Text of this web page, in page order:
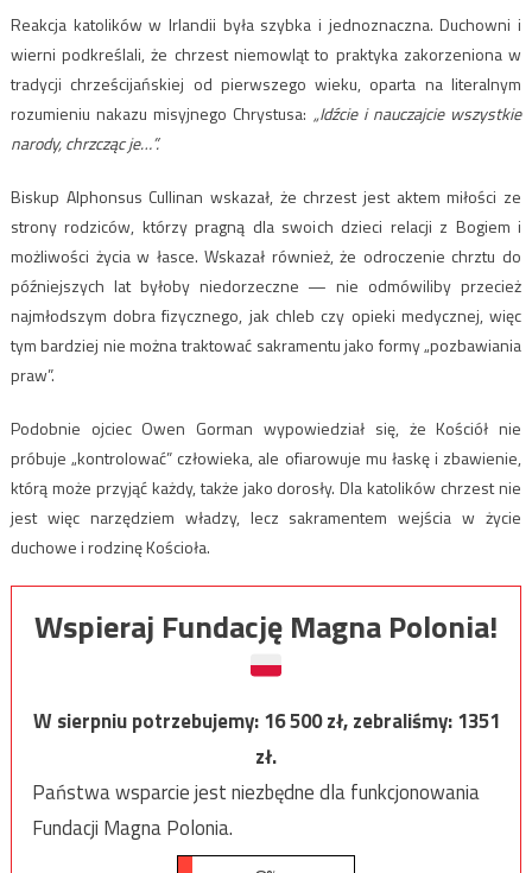
Reakcja katolików w Irlandii była szybka i jednoznaczna. Duchowni i
wierni podkreślali, że chrzest niemowląt to praktyka zakorzeniona w
tradycji chrześcijańskiej od pierwszego wieku, oparta na literalnym
rozumieniu nakazu misyjnego Chrystusa: „Idźcie i nauczajcie wszystkie
narody, chrzcząc je…”.
Biskup Alphonsus Cullinan wskazał, że chrzest jest aktem miłości ze
strony rodziców, którzy pragną dla swoich dzieci relacji z Bogiem i
możliwości życia w łasce. Wskazał również, że odroczenie chrztu do
późniejszych lat byłoby niedorzeczne — nie odmówiliby przecież
najmłodszym dobra fizycznego, jak chleb czy opieki medycznej, więc
tym bardziej nie można traktować sakramentu jako formy „pozbawiania
praw”.
Podobnie ojciec Owen Gorman wypowiedział się, że Kościół nie
próbuje „kontrolować” człowieka, ale ofiarowuje mu łaskę i zbawienie,
którą może przyjąć każdy, także jako dorosły. Dla katolików chrzest nie
jest więc narzędziem władzy, lecz sakramentem wejścia w życie
duchowe i rodzinę Kościoła.
Wspieraj Fundację Magna Polonia!
W sierpniu potrzebujemy:16 500zł, zebraliśmy:1351
zł.
Państwa wsparcie jest niezbędne dla funkcjonowania
Fundacji Magna Polonia.